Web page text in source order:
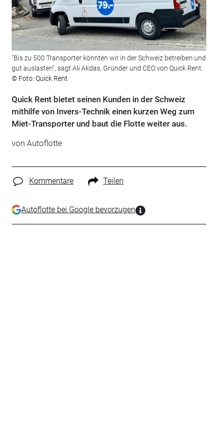
"Bis zu 500 Transporter könnten wir in der Schweiz betreiben und
gut auslasten", sagt Ali Akdas, Gründer und CEO von Quick Rent.
© Foto: Quick Rent
Quick Rent bietet seinen Kunden in der Schweiz
mithilfe von Invers-Technik einen kurzen Weg zum
Miet-Transporter und baut die Flotte weiter aus.
von Autoflotte
Kommentare Teilen
Autoflotte bei Google bevorzugen